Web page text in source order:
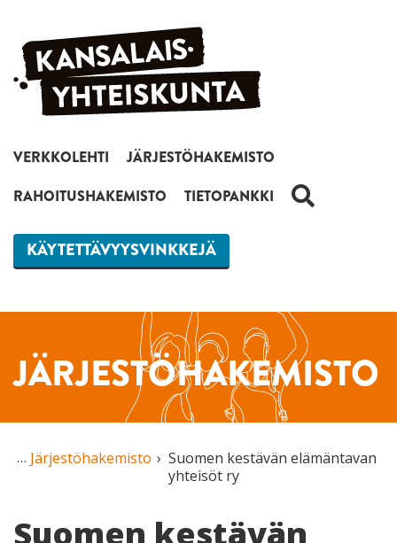
Siirry sisältöön
VERKKOLEHTI
JÄRJESTÖHAKEMISTO
RAHOITUSHAKEMISTO
TIETOPANKKI HAKU
KÄYTETTÄVYYSVINKKEJÄ
JÄRJESTÖHAKEMISTO
Järjestöhakemisto
Suomen kestävän elämäntavan
yhteisöt ry
Suomen kestävän